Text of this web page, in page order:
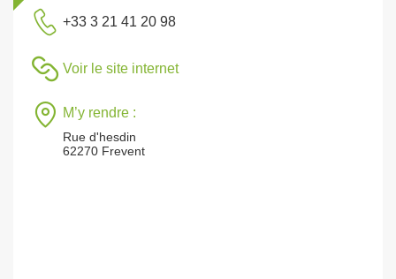
+33 3 21 41 20 98
Voir le site internet
M’y rendre :
Rue d'hesdin
62270 Frevent